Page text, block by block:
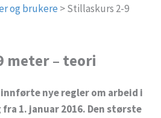
og brukere >Stillaskurs 2-9
meter – teori
nye regler om arbeid i
1. januar 2016. Den største